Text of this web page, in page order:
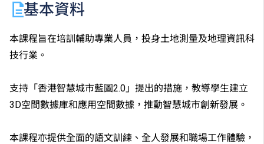
基本資料
本課程旨在培訓輔助專業人員，投身土地測量及地理資訊科
技行業。
支持「香港智慧城市藍圖2.0」提出的措施，教導學生建立
3D空間數據庫和應用空間數據，推動智慧城市創新發展。
本課程亦提供全面的語文訓練、全人發展和職場工作體驗，